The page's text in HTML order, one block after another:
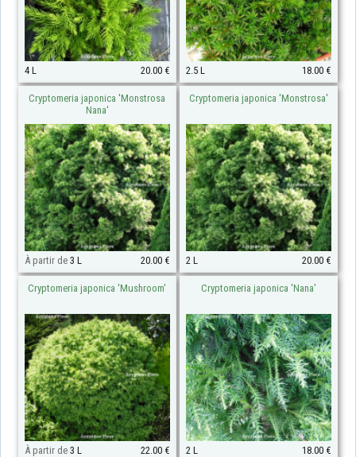
4 L 20.00 € 2.5 L 18.00 €
Cryptomeria japonica 'Monstrosa
Nana'
À partir de 3 L 20.00 €
Cryptomeria japonica 'Monstrosa'
2 L 20.00 €
Cryptomeria japonica 'Mushroom'
À partir de 3 L 22.00 €
Cryptomeria japonica 'Nana'
2 L 18.00 €